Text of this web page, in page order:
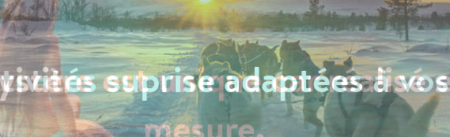
suprise adaptées à